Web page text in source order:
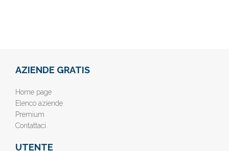
AZIENDE GRATIS
Home page
Elenco aziende
Premium
Contattaci
UTENTE